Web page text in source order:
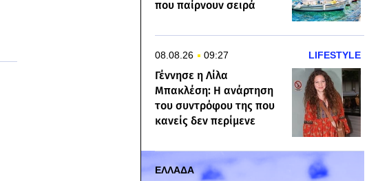
που παίρνουν σειρά
08.08.26 09:27 LIFESTYLE
Γέννησε η Λίλα
Μπακλέση: Η ανάρτηση
του συντρόφου της που
κανείς δεν περίμενε
ΕΛΛΑΔΑ